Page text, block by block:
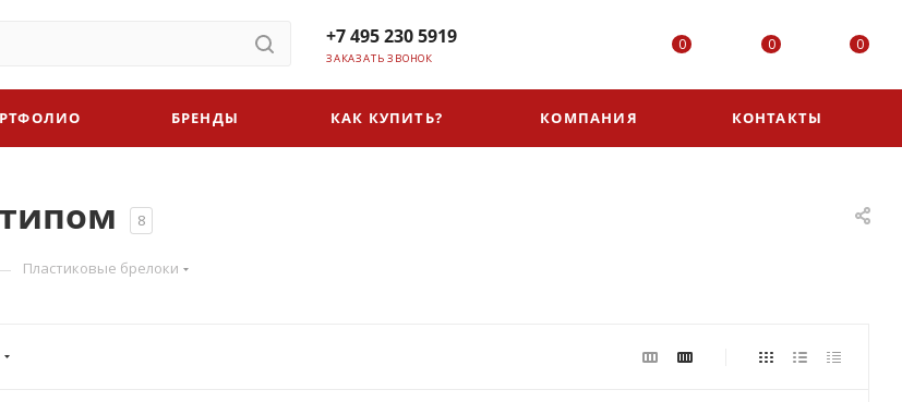
+7 495 230 5919
ЗАКАЗАТЬ ЗВОНОК
0 0 0
БРЕНДЫ КАК КУПИТЬ? КОМПАНИЯ КОНТАКТЫ
8
Пластиковые брелоки